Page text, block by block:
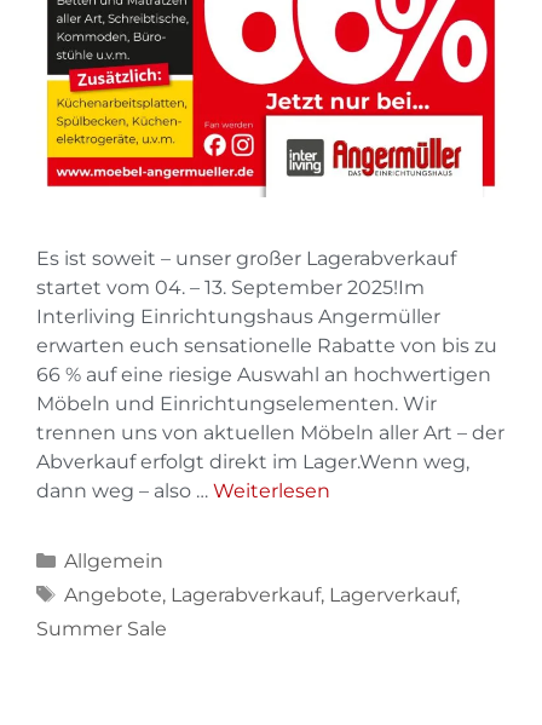
Es ist soweit – unser großer Lagerabverkauf
startet vom 04. – 13. September 2025!Im
Interliving Einrichtungshaus Angermüller
erwarten euch sensationelle Rabatte von bis zu
66 % auf eine riesige Auswahl an hochwertigen
Möbeln und Einrichtungselementen. Wir
trennen uns von aktuellen Möbeln aller Art – der
Abverkauf erfolgt direkt im Lager.Wenn weg,
dann weg – also … Weiterlesen
Allgemein
Angebote, Lagerabverkauf, Lagerverkauf,
Summer Sale